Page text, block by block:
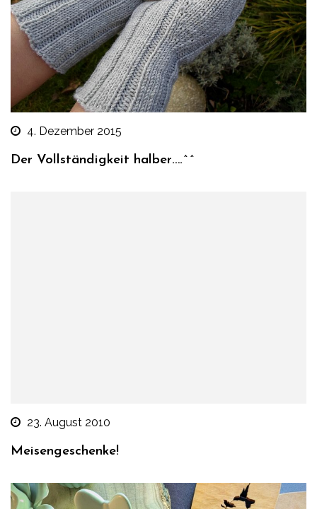
4. Dezember 2015
Der Vollständigkeit halber….^^
23. August 2010
Meisengeschenke!